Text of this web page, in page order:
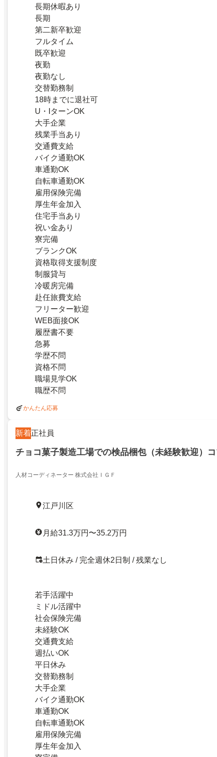
長期休暇あり
長期
第二新卒歓迎
フルタイム
既卒歓迎
夜勤
夜勤なし
交替勤務制
18時までに退社可
U・IターンOK
大手企業
残業手当あり
交通費支給
バイク通勤OK
車通勤OK
自転車通勤OK
雇用保険完備
厚生年金加入
住宅手当あり
祝い金あり
寮完備
ブランクOK
資格取得支援制度
制服貸与
冷暖房完備
赴任旅費支給
フリーター歓迎
WEB面接OK
履歴書不要
急募
学歴不問
資格不問
職場見学OK
職歴不問
かんたん応募
新着正社員
チョコ菓子製造工場での検品梱包（未経験歓迎）
人材コーディネーター 株式会社ＩＧＦ
江戸川区
月給31.3万円〜35.2万円
土日休み / 完全週休2日制 / 残業なし
若手活躍中
ミドル活躍中
社会保険完備
未経験OK
交通費支給
週払いOK
平日休み
交替勤務制
大手企業
バイク通勤OK
車通勤OK
自転車通勤OK
雇用保険完備
厚生年金加入